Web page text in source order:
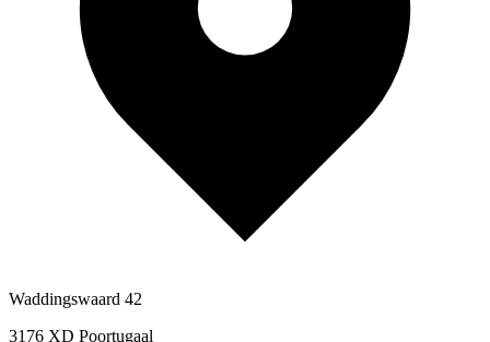
Waddingswaard 42
3176 XD Poortugaal